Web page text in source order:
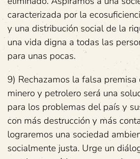
caracterizada por la
y una distribución social de la
una vida digna a todas las
para unas pocas.
9) Rechazamos la falsa
minero y petrolero será una
para los problemas del país y
con más destrucción y más
lograremos una sociedad
socialmente justa. Urge un